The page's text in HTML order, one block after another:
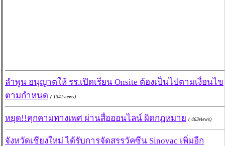
ลำพูน อนุญาตให้ รร.เปิดเรียน Onsite ต้องเป็นไปตามเงื่อนไข
ตามกำหนด ( 1341views)
หยุด!!คุกคามทางเพศ ผ่านสื่อออนไลน์ ผิดกฎหมาย ( 463views)
จังหวัดเชียงใหม่ ได้รับการจัดสรรวัคซีน Sinovac เพิ่มอีก